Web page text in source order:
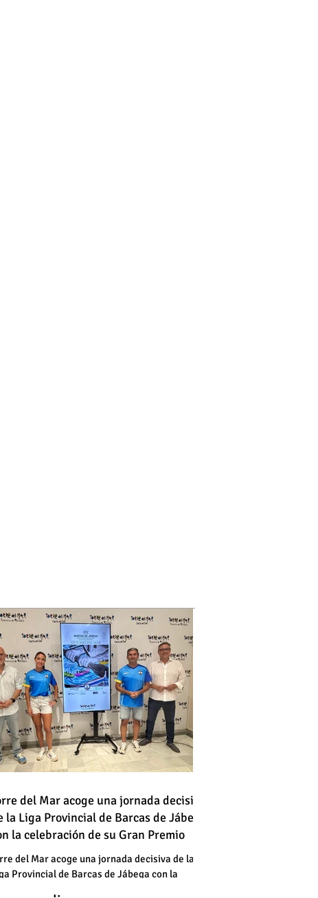
vehículo en llamas atraviesa
vía en Torre del Mar junto a
gasolinera
vehículo en llamas atraviesa
vía en Torre del Mar junto a
del Mar acoge una jornada decisiva
la Liga Provincial de Barcas de Jábega
la celebración de su Gran Premio
del Mar acoge una jornada decisiva de la
Provincial de Barcas de Jábega con la